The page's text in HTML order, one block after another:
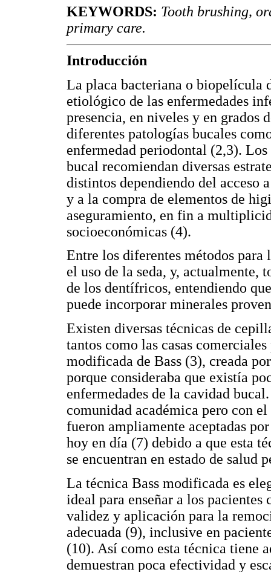
KEYWORDS: Tooth brushing,
primary care.
Introducción
La placa bacteriana o biopelícula
etiológico de las enfermedades
presencia, en niveles y en grados
diferentes patologías bucales
enfermedad periodontal (2,3).
bucal recomiendan diversas
distintos dependiendo del acceso
y a la compra de elementos de
aseguramiento, en fin a
socioeconómicas (4).
Entre los diferentes métodos
el uso de la seda, y, actualmente,
de los dentífricos, entendiendo
puede incorporar minerales
Existen diversas técnicas de
tantos como las casas
modificada de Bass (3), creada
porque consideraba que existía
enfermedades de la cavidad
comunidad académica pero con el
fueron ampliamente aceptadas
hoy en día (7) debido a que esta
se encuentran en estado de salud
La técnica Bass modificada es
ideal para enseñar a los
validez y aplicación para la
adecuada (9), inclusive en
(10). Así como esta técnica tiene
demuestran poca efectividad y